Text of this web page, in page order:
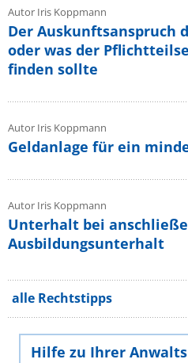
Autor Iris Koppmann
Der Auskunftsanspruch
oder was der
finden sollte
Autor Iris Koppmann
Geldanlage für ein
Autor Iris Koppmann
Unterhalt bei
Ausbildungsunterhalt
alle Rechtstipps
Hilfe zu Ihrer